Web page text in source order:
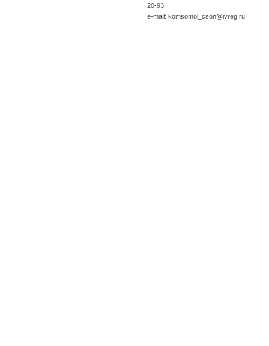
20-93
e-mail: komsomol_cson@ivreg.ru